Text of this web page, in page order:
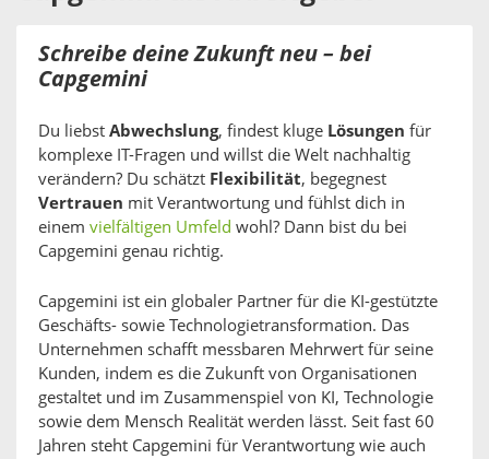
Schreibe deine Zukunft neu – bei
Capgemini
Du liebst Abwechslung, findest kluge Lösungen für
komplexe IT-Fragen und willst die Welt nachhaltig
verändern? Du schätzt Flexibilität, begegnest
Vertrauen mit Verantwortung und fühlst dich in
einem vielfältigen Umfeld wohl? Dann bist du bei
Capgemini genau richtig.
Capgemini ist ein globaler Partner für die KI-gestützte
Geschäfts- sowie Technologietransformation. Das
Unternehmen schafft messbaren Mehrwert für seine
Kunden, indem es die Zukunft von Organisationen
gestaltet und im Zusammenspiel von KI, Technologie
sowie dem Mensch Realität werden lässt. Seit fast 60
Jahren steht Capgemini für Verantwortung wie auch